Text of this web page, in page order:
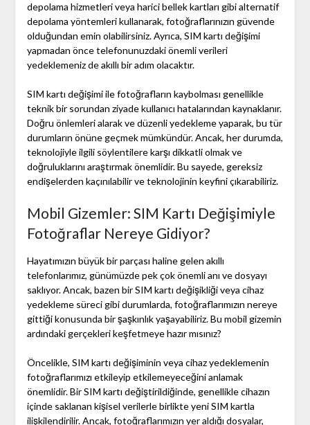
depolama hizmetleri veya harici bellek kartları gibi alternatif
depolama yöntemleri kullanarak, fotoğraflarınızın güvende
olduğundan emin olabilirsiniz. Ayrıca, SIM kartı değişimi
yapmadan önce telefonunuzdaki önemli verileri
yedeklemeniz de akıllı bir adım olacaktır.
SIM kartı değişimi ile fotoğrafların kaybolması genellikle
teknik bir sorundan ziyade kullanıcı hatalarından kaynaklanır.
Doğru önlemleri alarak ve düzenli yedekleme yaparak, bu tür
durumların önüne geçmek mümkündür. Ancak, her durumda,
teknolojiyle ilgili söylentilere karşı dikkatli olmak ve
doğruluklarını araştırmak önemlidir. Bu sayede, gereksiz
endişelerden kaçınılabilir ve teknolojinin keyfini çıkarabiliriz.
Mobil Gizemler: SIM Kartı Değişimiyle
Fotoğraflar Nereye Gidiyor?
Hayatımızın büyük bir parçası haline gelen akıllı
telefonlarımız, günümüzde pek çok önemli anı ve dosyayı
saklıyor. Ancak, bazen bir SIM kartı değişikliği veya cihaz
yedekleme süreci gibi durumlarda, fotoğraflarımızın nereye
gittiği konusunda bir şaşkınlık yaşayabiliriz. Bu mobil gizemin
ardındaki gerçekleri keşfetmeye hazır mısınız?
Öncelikle, SIM kartı değişiminin veya cihaz yedeklemenin
fotoğraflarımızı etkileyip etkilemeyeceğini anlamak
önemlidir. Bir SIM kartı değiştirildiğinde, genellikle cihazın
içinde saklanan kişisel verilerle birlikte yeni SIM kartla
ilişkilendirilir. Ancak, fotoğraflarımızın yer aldığı dosyalar,